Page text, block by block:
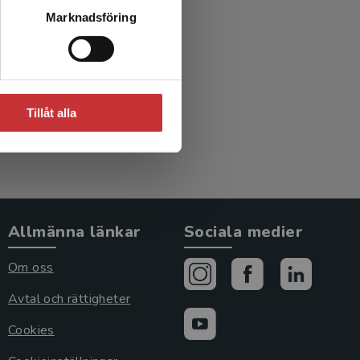
Marknadsföring
Tillåt alla
Allmänna länkar
Om oss
Avtal och rättigheter
Cookies
Sociala medier